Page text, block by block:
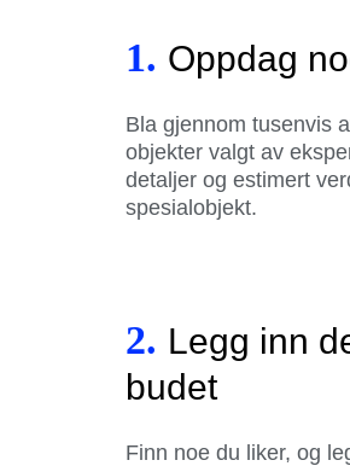
1. Oppdag
Bla gjennom tusenvis
objekter valgt av
detaljer og estimert
spesialobjekt.
2. Legg inn
budet
Finn noe du liker, og